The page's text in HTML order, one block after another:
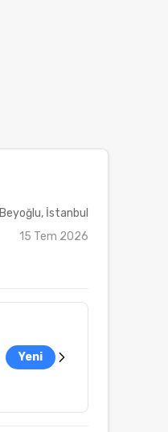
Beyoğlu, İstanbul
15 Tem 2026
Yeni